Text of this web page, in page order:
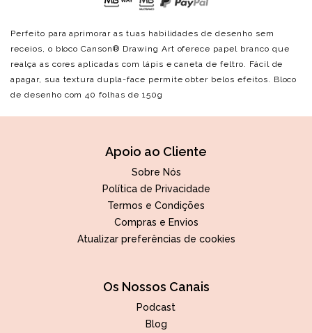
Perfeito para aprimorar as tuas habilidades de desenho sem
receios, o bloco Canson® Drawing Art oferece papel branco que
realça as cores aplicadas com lápis e caneta de feltro. Fácil de
apagar, sua textura dupla-face permite obter belos efeitos. Bloco
de desenho com 40 folhas de 150g
Apoio ao Cliente
Sobre Nós
Política de Privacidade
Termos e Condições
Compras e Envios
Atualizar preferências de cookies
Os Nossos Canais
Podcast
Blog